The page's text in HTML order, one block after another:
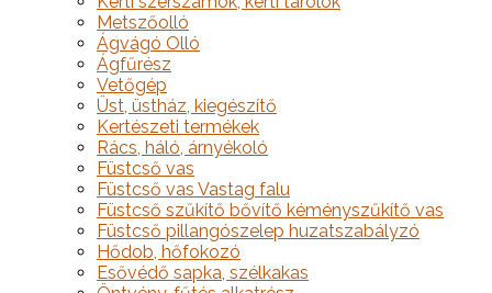
Metszőolló
Ágvágó Olló
Ágfűrész
Vetőgép
Üst, üstház, kiegészítő
Kertészeti termékek
Rács, háló, árnyékoló
Füstcső vas
Füstcső vas Vastag falu
Füstcső szűkítő bővítő kéményszűkítő vas
Füstcső pillangószelep huzatszabályzó
Hődob, hőfokozó
Esővédő sapka, szélkakas